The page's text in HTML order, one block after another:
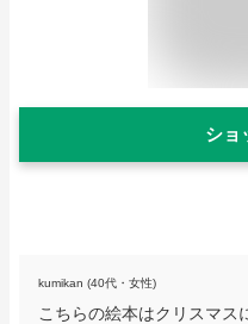
ショ
kumikan (40代・女性)
こちらの絵本はクリスマス